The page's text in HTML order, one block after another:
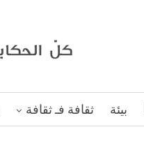
بيئة ثقافة فـ ثقافة